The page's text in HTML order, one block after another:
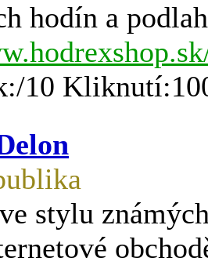
hodín a
10
stylu